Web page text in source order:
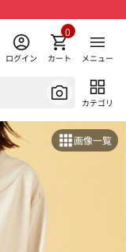
ログイン カート
0
メニュー
カテゴリ
画像一覧